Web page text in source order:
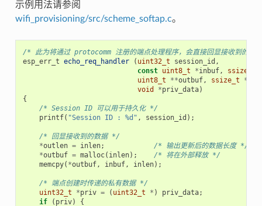
示例用法请参阅
wifi_provisioning/src/scheme_softap.c。
/* 此为将通过 protocomm 注册的端点处理程序，会直接回显接收到的数
esp_err_t echo_req_handler ( uint32_t session_id ,
const uint8_t *inbuf, ssize_t
uint8_t
**outbuf, ssize_t *
void
*priv_data)
{
/* Session ID 可以用于持久化 */
printf( "Session ID : %d" , session_id );
/* 回显接收到的数据 */
*outlen = inlen;
/* 输出更新后的数据长度 */
*outbuf = malloc( inlen);
/* 将在外部释放 */
memcpy( *outbuf, inbuf, inlen);
/* 端点创建时传递的私有数据 */
uint32_t
*priv = ( uint32_t * ) priv_data;
if
( priv)
{